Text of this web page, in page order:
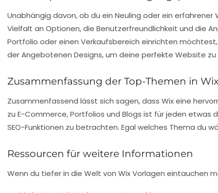
Unabhängig davon, ob du ein Neuling oder ein
Vielfalt an Optionen, die Benutzerfreundlichkeit und die
Portfolio oder einen Verkaufsbereich einrichten
der Angebotenen Designs, um deine perfekte Website
Zusammenfassung der Top-Themen in
Zusammenfassend lässt sich sagen, dass Wix eine
zu E-Commerce, Portfolios und Blogs ist für jeden etwas
SEO-Funktionen zu betrachten. Egal welches Thema du
Ressourcen für weitere Informationen
Wenn du tiefer in die Welt von Wix Vorlagen eintauchen